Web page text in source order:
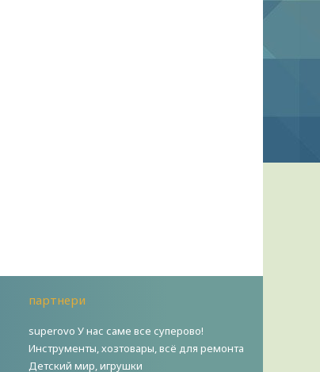
партнери
superovo У нас саме все суперово!
Инструменты, хозтовары, всё для ремонта
Детский мир, игрушки